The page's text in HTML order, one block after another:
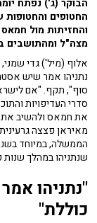
החטופים
והחזיתות מול
מצה"ל ומהתושבים
אלוף (מיל') גדי
נתניהו אמר שיש
סוף", תקף. "אם
סדרי העדיפויות
את חמאס ולהשיב את
מאיראן פצצה
הממשלה, במיוחד
שנתניהו במהלך שנות
"נתניהו
כוללת"